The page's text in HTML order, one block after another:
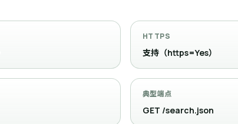
HTTPS
支持（https=Yes）
典型端点
GET /search.json